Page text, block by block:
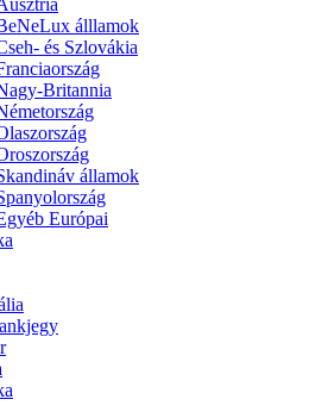
álllamok
és Szlovákia
Britannia
államok
Európai